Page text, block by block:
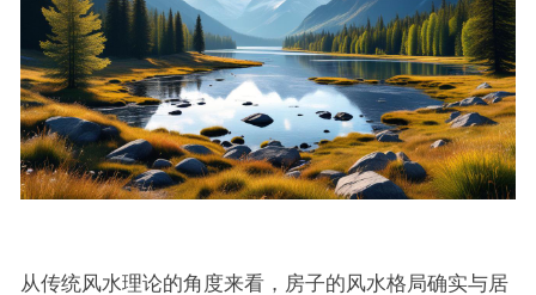
从传统风水理论的角度来看，房子的风水格局确实与居